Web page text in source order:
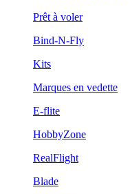
Prêt à voler
Bind-N-Fly
Kits
Marques en vedette
E-flite
HobbyZone
RealFlight
Blade